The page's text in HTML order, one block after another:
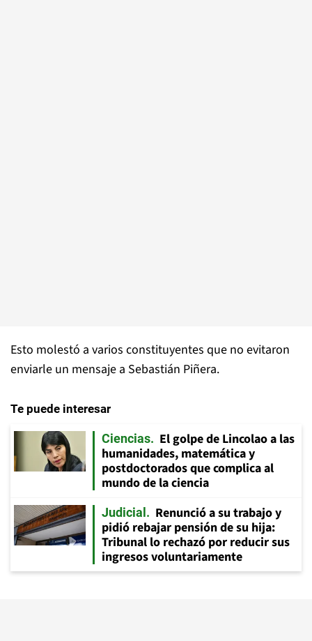
Esto molestó a varios constituyentes que no evitaron
enviarle un mensaje a Sebastián Piñera.
Te puede interesar
Ciencias
El golpe de Lincolao a las
humanidades, matemática y
postdoctorados que complica al
mundo de la ciencia
Judicial
Renunció a su trabajo y
pidió rebajar pensión de su hija:
Tribunal lo rechazó por reducir sus
ingresos voluntariamente